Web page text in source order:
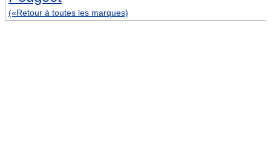
(«Retour à toutes les marques)